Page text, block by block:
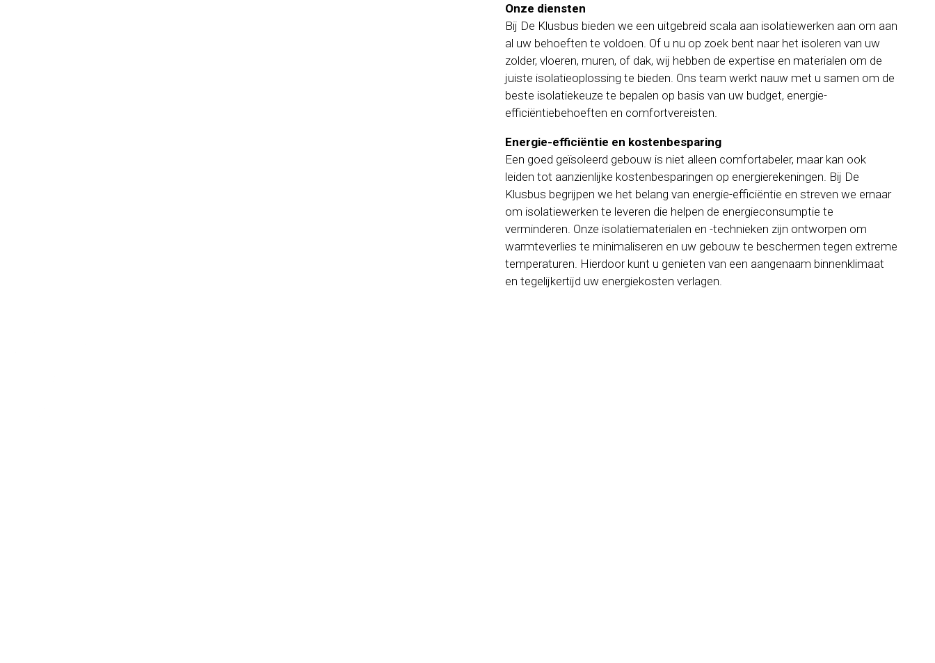
Onze diensten
Bij De Klusbus bieden we een uitgebreid scala aan isolatiewerken aan om aan
al uw behoeften te voldoen. Of u nu op zoek bent naar het isoleren van uw
zolder, vloeren, muren, of dak, wij hebben de expertise en materialen om de
juiste isolatieoplossing te bieden. Ons team werkt nauw met u samen om de
beste isolatiekeuze te bepalen op basis van uw budget, energie-
efficiëntiebehoeften en comfortvereisten.
Energie-efficiëntie en kostenbesparing
Een goed geïsoleerd gebouw is niet alleen comfortabeler, maar kan ook
leiden tot aanzienlijke kostenbesparingen op energierekeningen. Bij De
Klusbus begrijpen we het belang van energie-efficiëntie en streven we ernaar
om isolatiewerken te leveren die helpen de energieconsumptie te
verminderen. Onze isolatiematerialen en -technieken zijn ontworpen om
warmteverlies te minimaliseren en uw gebouw te beschermen tegen extreme
temperaturen. Hierdoor kunt u genieten van een aangenaam binnenklimaat
en tegelijkertijd uw energiekosten verlagen.